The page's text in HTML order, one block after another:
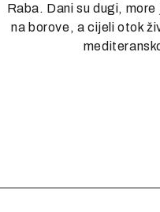
Raba. Dani su dugi,
na borove, a cijeli otok